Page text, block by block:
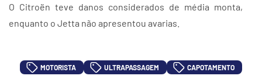
O Citroën teve danos considerados de média monta,
enquanto o Jetta não apresentou avarias.
MOTORISTA ULTRAPASSAGEM CAPOTAMENTO